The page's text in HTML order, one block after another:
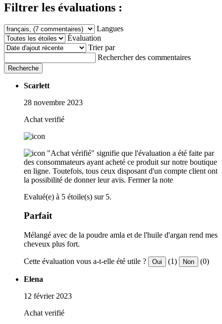
Filtrer les évaluations :
Langues
Évaluation
Trier par
Rechercher des commentaires
Recherche
Scarlett
28 novembre 2023
Achat verifié
"Achat vérifié" signifie que l'évaluation a été faite par
des consommateurs ayant acheté ce produit sur notre boutique
en ligne. Toutefois, tous ceux disposant d'un compte client ont
la possibilité de donner leur avis. Fermer la note
Evalué(e) à 5 étoile(s) sur 5.
Parfait
Mélangé avec de la poudre amla et de l'huile d'argan rend mes
cheveux plus fort.
Cette évaluation vous a-t-elle été utile ? Oui (1) Non (0)
Elena
12 février 2023
Achat verifié